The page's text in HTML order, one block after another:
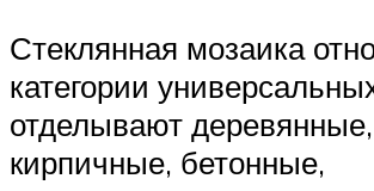
Стеклянная мозаика
категории
отделывают деревянные,
кирпичные, бетонные,